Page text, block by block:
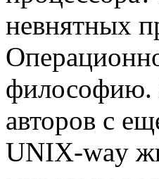
невнятных
философию.
авторов с
UNIX-way